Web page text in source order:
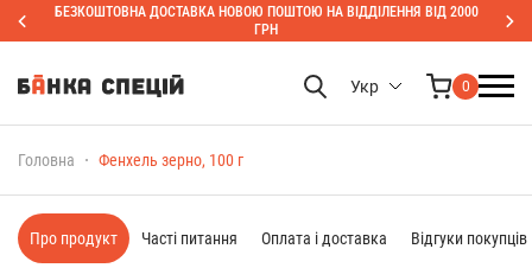
БЕЗКОШТОВНА ДОСТАВКА НОВОЮ ПОШТОЮ НА ВІДДІЛЕННЯ ВІД 2000
ГРН
Укр 0
Головна Фенхель зерно, 100 г
Про продукт Часті питання Оплата і доставка Відгуки покупців